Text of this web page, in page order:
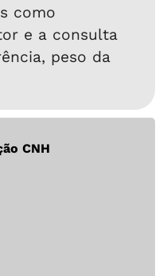
como
e a consulta
peso da
CNH